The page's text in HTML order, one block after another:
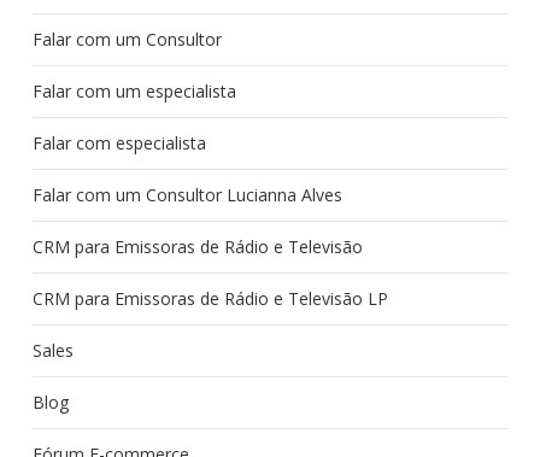
Falar com um Consultor
Falar com um especialista
Falar com especialista
Falar com um Consultor Lucianna Alves
CRM para Emissoras de Rádio e Televisão
CRM para Emissoras de Rádio e Televisão LP
Sales
Blog